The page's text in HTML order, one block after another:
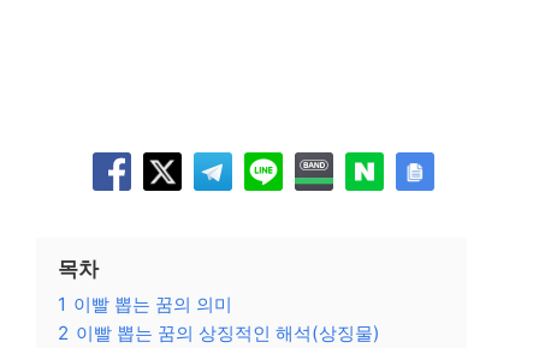
목차
1 이빨 뽑는 꿈의 의미
2 이빨 뽑는 꿈의 상징적인 해석(상징물)